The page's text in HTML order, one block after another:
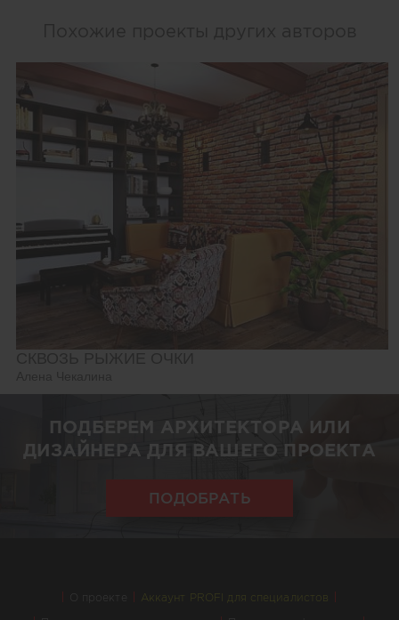
ПОДБЕРЕМ АРХИТЕКТОРА ИЛИ
ДИЗАЙНЕРА ДЛЯ ВАШЕГО ПРОЕКТА
ПОДОБРАТЬ
О проекте Аккаунт PROFI для специалистов